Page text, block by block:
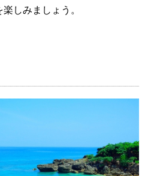
しみましょう。